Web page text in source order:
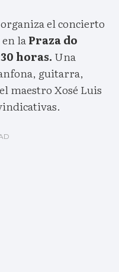
el concierto
laPraza do
horas. Una
guitarra,
maestro Xosé Luis